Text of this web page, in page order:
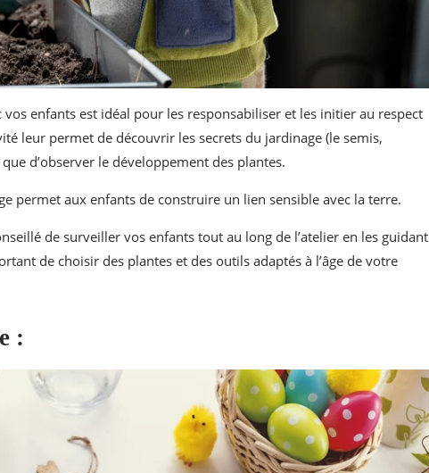
vos enfants est idéal pour les responsabiliser et les initier au respect
leur permet de découvrir les secrets du jardinage (le semis,
d’observer le développement des plantes.
permet aux enfants de construire un lien sensible avec la terre.
de surveiller vos enfants tout au long de l’atelier en les guidant
de choisir des plantes et des outils adaptés à l’âge de votre
: